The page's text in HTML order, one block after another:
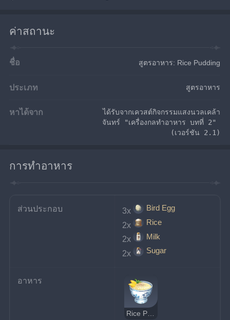
ค่าสถานะ
ชื่อ สูตรอาหาร: Rice Pudding
ประเภท สูตรอาหาร
หาได้จาก
ได้รับจากเควสต์กิจกรรมแสงนวลเคล้า
จันทร์ "เครื่องกลทำอาหาร บทที่ 2"
(เวอร์ชัน 2.1)
การทำอาหาร
ส่วนประกอบ 3x
Bird Egg
2x
Rice
2x
Milk
2x
Sugar
อาหาร
Rice Pudding